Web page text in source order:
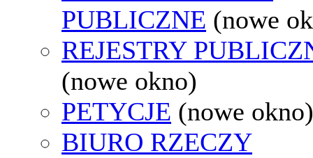
PUBLICZNE (nowe
REJESTRY
(nowe okno)
PETYCJE (nowe okno)
BIURO RZECZY